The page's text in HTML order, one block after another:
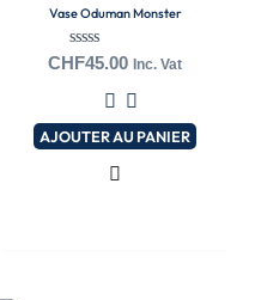
Vase Oduman Monster
Note
CHF45.00 Inc. Vat
AJOUTER AU PANIER